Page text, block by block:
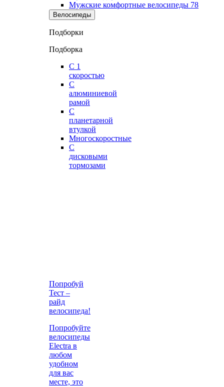
Мужские комфортные велосипеды 78
Велосипеды
Подборки
Подборка
С 1
скоростью
С
алюминиевой
рамой
С
планетарной
втулкой
Многоскоростные
С
дисковыми
тормозами
Попробуй
Тест –
райд
велосипеда!
Попробуйте
велосипеды
Electra в
любом
удобном
для вас
месте, это